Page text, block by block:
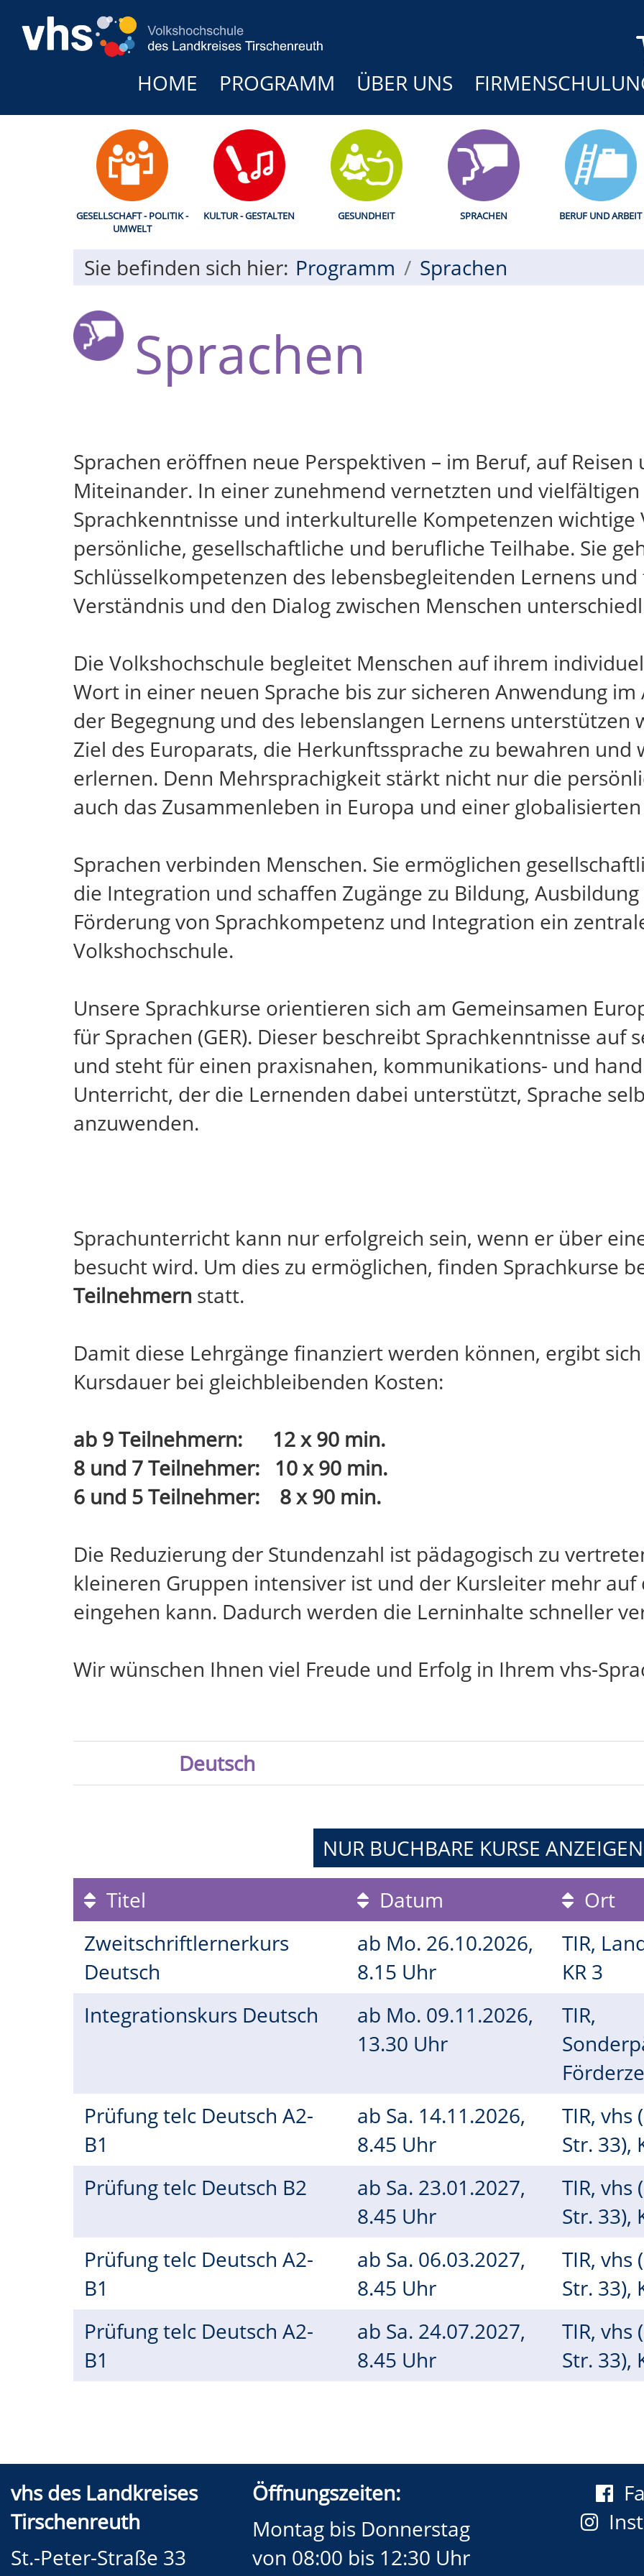
HOME PROGRAMM ÜBER UNS
GESELLSCHAFT - POLITIK -
UMWELT
KULTUR - GESTALTEN GESUNDHEIT SPRACHEN BERUF UND ARBEIT
Sie befinden sich hier: Programm Sprachen
Sprachen
Sprachen eröffnen neue Perspektiven – im Beruf, auf Reisen
Miteinander. In einer zunehmend vernetzten und vielfältigen
Sprachkenntnisse und interkulturelle Kompetenzen wichtige
persönliche, gesellschaftliche und berufliche Teilhabe. Sie
Schlüsselkompetenzen des lebensbegleitenden Lernens
Verständnis und den Dialog zwischen Menschen
Die Volkshochschule begleitet Menschen auf ihrem
Wort in einer neuen Sprache bis zur sicheren Anwendung
der Begegnung und des lebenslangen Lernens unterstützen
Ziel des Europarats, die Herkunftssprache zu bewahren und
erlernen. Denn Mehrsprachigkeit stärkt nicht nur die
auch das Zusammenleben in Europa und einer
Sprachen verbinden Menschen. Sie ermöglichen
die Integration und schaffen Zugänge zu Bildung,
Förderung von Sprachkompetenz und Integration ein
Volkshochschule.
Unsere Sprachkurse orientieren sich am Gemeinsamen
für Sprachen (GER). Dieser beschreibt Sprachkenntnisse auf
und steht für einen praxisnahen, kommunikations- und
Unterricht, der die Lernenden dabei unterstützt, Sprache
anzuwenden.
Sprachunterricht kann nur erfolgreich sein, wenn er über
besucht wird. Um dies zu ermöglichen, finden Sprachkurse
Teilnehmern statt.
Damit diese Lehrgänge finanziert werden können, ergibt
Kursdauer bei gleichbleibenden Kosten:
ab 9 Teilnehmern: 12 x 90 min.
8 und 7 Teilnehmer: 10 x 90 min.
6 und 5 Teilnehmer: 8 x 90 min.
Die Reduzierung der Stundenzahl ist pädagogisch zu
kleineren Gruppen intensiver ist und der Kursleiter mehr
eingehen kann. Dadurch werden die Lerninhalte schneller
Wir wünschen Ihnen viel Freude und Erfolg in Ihrem vhs-
Deutsch
NUR BUCHBARE KURSE ANZEIGEN
Titel
Datum Ort
Zweitschriftlernerkurs
Deutsch
ab Mo. 26.10.2026,
8.15 Uhr
TIR,
KR 3
Integrationskurs Deutsch
ab Mo. 09.11.2026,
13.30 Uhr
TIR,
Prüfung telc Deutsch A2-
B1
ab Sa. 14.11.2026,
8.45 Uhr
TIR, vhs
Str. 33),
Prüfung telc Deutsch B2
ab Sa. 23.01.2027,
8.45 Uhr
TIR, vhs
Str. 33),
Prüfung telc Deutsch A2-
B1
ab Sa. 06.03.2027,
8.45 Uhr
TIR, vhs
Str. 33),
Prüfung telc Deutsch A2-
B1
ab Sa. 24.07.2027,
8.45 Uhr
TIR, vhs
Str. 33),
vhs des Landkreises
Tirschenreuth
St.-Peter-Straße 33
Öffnungszeiten:
Montag bis Donnerstag
von 08:00 bis 12:30 Uhr